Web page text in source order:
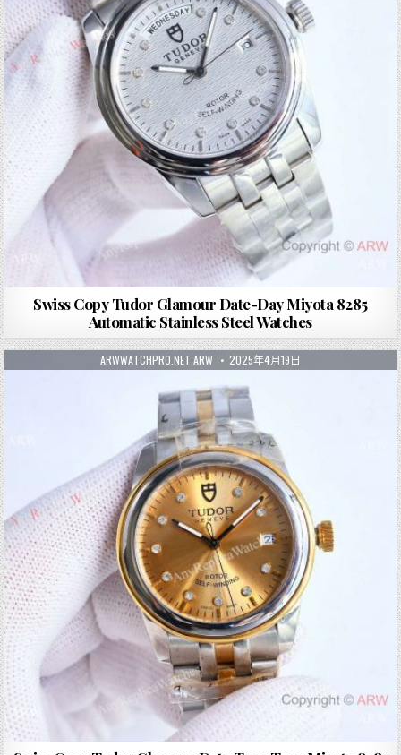
Swiss Copy Tudor Glamour Date-Day Miyota 8285
Automatic Stainless Steel Watches
ARWWATCHPRO.NET ARW 2025年4月19日